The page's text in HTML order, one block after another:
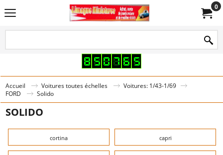
0
Accueil Voitures toutes échelles
Voitures: 1/43-1/69
FORD
Solido
SOLIDO
cortina capri